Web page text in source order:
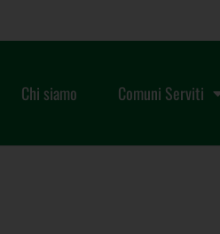
Chi siamo Comuni Serviti